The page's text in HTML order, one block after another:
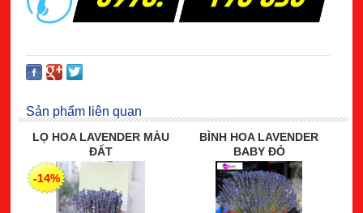
Sản phẩm liên quan
LỌ HOA LAVENDER MÀU
ĐẤT
-14%
BÌNH HOA LAVENDER
BABY ĐỎ